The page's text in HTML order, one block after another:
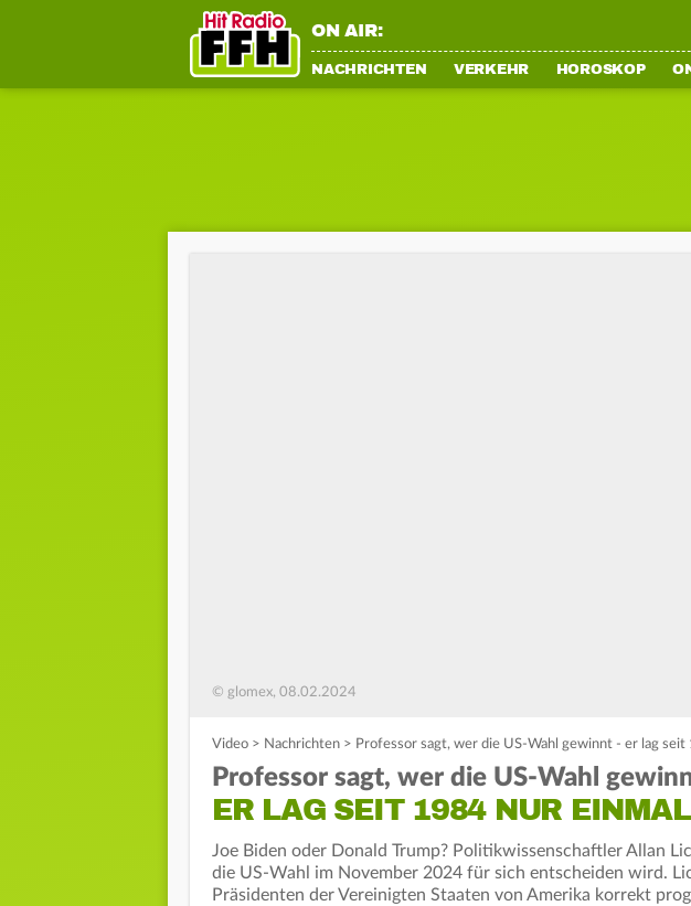
ON AIR:
NACHRICHTEN VERKEHR HOROSKOP
© glomex, 08.02.2024
Video > Nachrichten > Professor sagt, wer die US-Wahl gewinnt - er lag
Professor sagt, wer die US-Wahl
ER LAG SEIT 1984 NUR
Joe Biden oder Donald Trump? Politikwissenschaftler Allan
die US-Wahl im November 2024 für sich entscheiden wird.
Präsidenten der Vereinigten Staaten von Amerika korrekt